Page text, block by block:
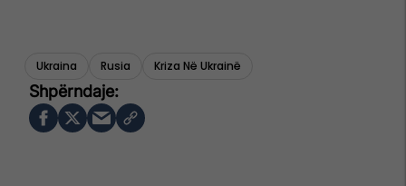
Ukraina Rusia Kriza Në Ukrainë